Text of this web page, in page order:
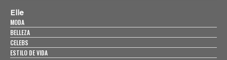
Elle
MODA
BELLEZA
CELEBS
ESTILO DE VIDA